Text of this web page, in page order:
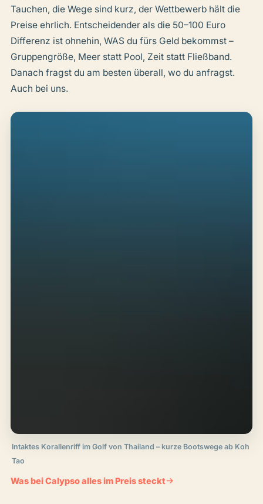
Tauchen, die Wege sind kurz, der Wettbewerb hält die
Preise ehrlich. Entscheidender als die 50–100 Euro
Differenz ist ohnehin, WAS du fürs Geld bekommst –
Gruppengröße, Meer statt Pool, Zeit statt Fließband.
Danach fragst du am besten überall, wo du anfragst.
Auch bei uns.
Intaktes Korallenriff im Golf von Thailand – kurze Bootswege ab Koh
Tao
Was bei Calypso alles im Preis steckt